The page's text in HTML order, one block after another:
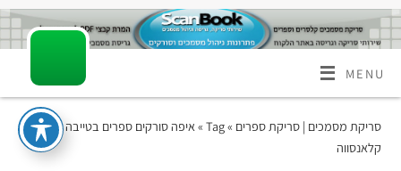
MENU
סריקת מסמכים | סריקת ספרים
» Tag » איפה סורקים ספרים בטייבה טירה
קלאנסווה